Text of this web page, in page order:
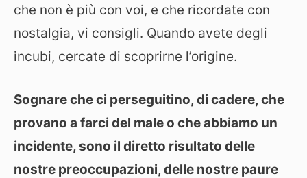
che non è più con voi, e che ricordate con
nostalgia, vi consigli. Quando avete degli
incubi, cercate di scoprirne l’origine.
Sognare che ci perseguitino, di cadere, che
provano a farci del male o che abbiamo un
incidente, sono il diretto risultato delle
nostre preoccupazioni, delle nostre paure